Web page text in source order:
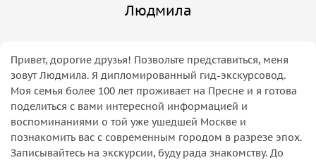
Людмила
Привет, дорогие друзья! Позвольте представиться, меня
зовут Людмила. Я дипломированный гид-экскурсовод.
Моя семья более 100 лет проживает на Пресне и я готова
поделиться с вами интересной информацией и
воспоминаниями о той уже ушедшей Москве и
познакомить вас с современным городом в разрезе эпох.
Записывайтесь на экскурсии, буду рада знакомству. До